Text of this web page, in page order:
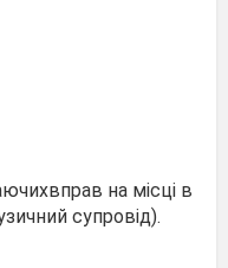
на місці в
супровід).